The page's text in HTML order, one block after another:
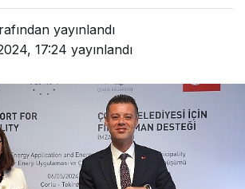
yayınlandı
17:24 yayınlandı